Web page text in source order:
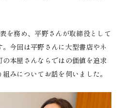
を務め、平野さんが取締役として
今回は平野さんに大型書店やネ
本屋さんならではの価値を追求
みについてお話を伺いました。